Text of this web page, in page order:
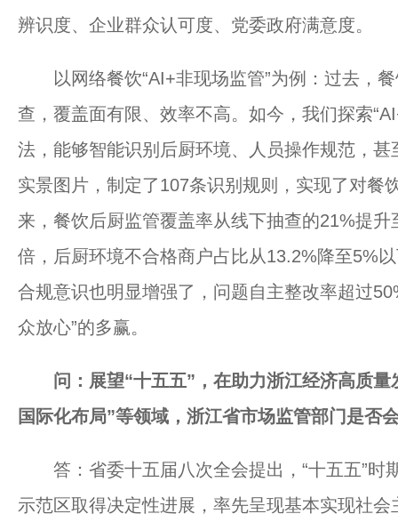
辨识度、企业群众认可度、党委政府满意度。
以网络餐饮“AI+非现场监管”为例：过去，餐
查，覆盖面有限、效率不高。如今，我们探索
法，能够智能识别后厨环境、人员操作规范，
实景图片，制定了107条识别规则，实现了对餐
来，餐饮后厨监管覆盖率从线下抽查的21%提
倍，后厨环境不合格商户占比从13.2%降至5%
合规意识也明显增强了，问题自主整改率超过
众放心”的多赢。
问：展望“十五五”，在助力浙江经济高质量
国际化布局”等领域，浙江省市场监管部门是否
答：省委十五届八次全会提出，“十五五”时
示范区取得决定性进展，率先呈现基本实现社